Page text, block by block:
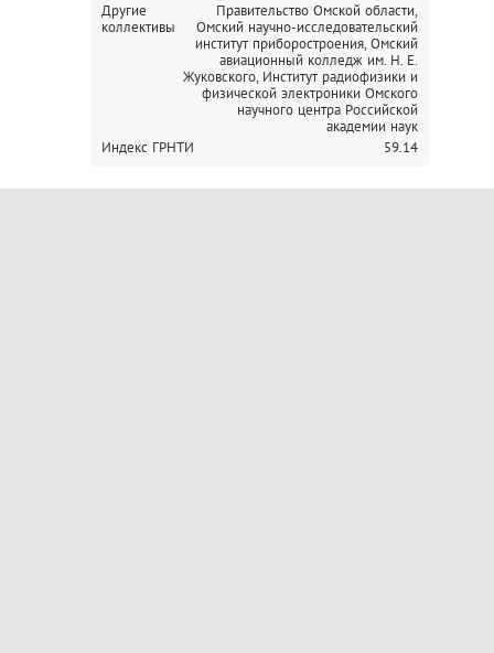
Другие
коллективы
Правительство Омской области,
Омский научно-исследовательский
институт приборостроения, Омский
авиационный колледж им. Н. Е.
Жуковского, Институт радиофизики и
физической электроники Омского
научного центра Российской
академии наук
Индекс ГРНТИ
59.14